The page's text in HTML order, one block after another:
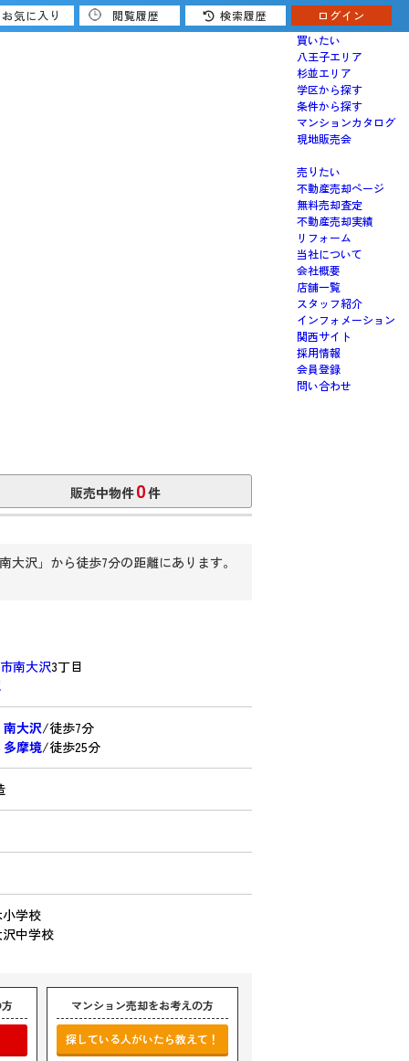
買いたい
八王子エリア
杉並エリア
学区から探す
条件から探す
マンションカタログ
現地販売会
売りたい
不動産売却ページ
無料売却査定
不動産売却実績
リフォーム
当社について
会社概要
店舗一覧
スタッフ紹介
インフォメーション
関西サイト
採用情報
会員登録
問い合わせ
販売中物件0件
沢」から徒歩7分の距離にあります。
南大沢3丁目
南大沢/徒歩7分
多摩境/徒歩25分
学校
中学校
マンション売却をお考えの方
探している人がいたら教えて！
お気に入り 閲覧履歴 検索履歴 ログイン